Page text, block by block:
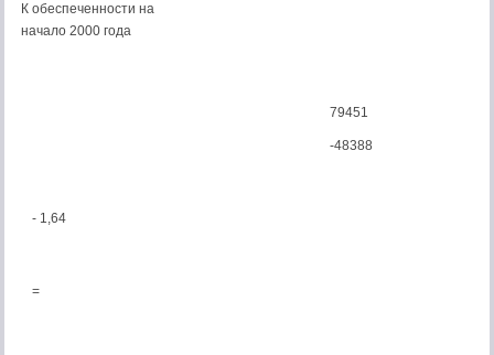
К обеспеченности на
начало 2000 года
79451
-48388
- 1,64
=